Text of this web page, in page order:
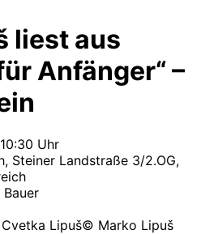
liest aus
Anfänger“ –
Uhr
Steiner Landstraße 3/2.OG,
© Marko Lipuš